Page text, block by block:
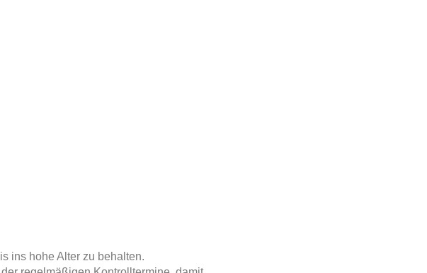
ins hohe Alter zu behalten.